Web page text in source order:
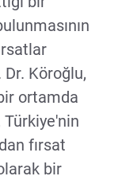
Köroğlu,
ortamda
Türkiye'nin
fırsat
bir